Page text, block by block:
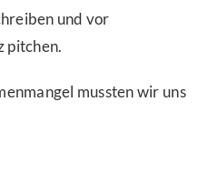
und vor
pitchen.
mussten wir uns